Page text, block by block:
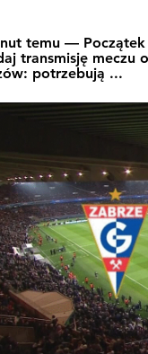
temu —
transmisję meczu
potrzebują ...